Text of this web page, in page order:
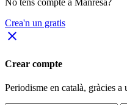
Crea'n un gratis
close
Crear compte
Periodisme en català, gràcies a